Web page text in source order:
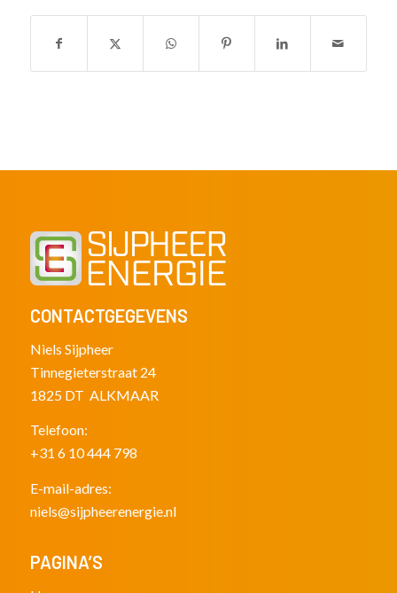
CONTACTGEGEVENS
Niels Sijpheer
Tinnegieterstraat 24
1825 DT ALKMAAR
Telefoon:
+31 6 10 444 798
E-mail-adres:
niels@sijpheerenergie.nl
PAGINA’S